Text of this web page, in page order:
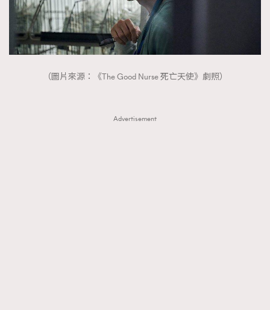
（圖片來源：《The Good Nurse 死亡天使》劇照）
Advertisement